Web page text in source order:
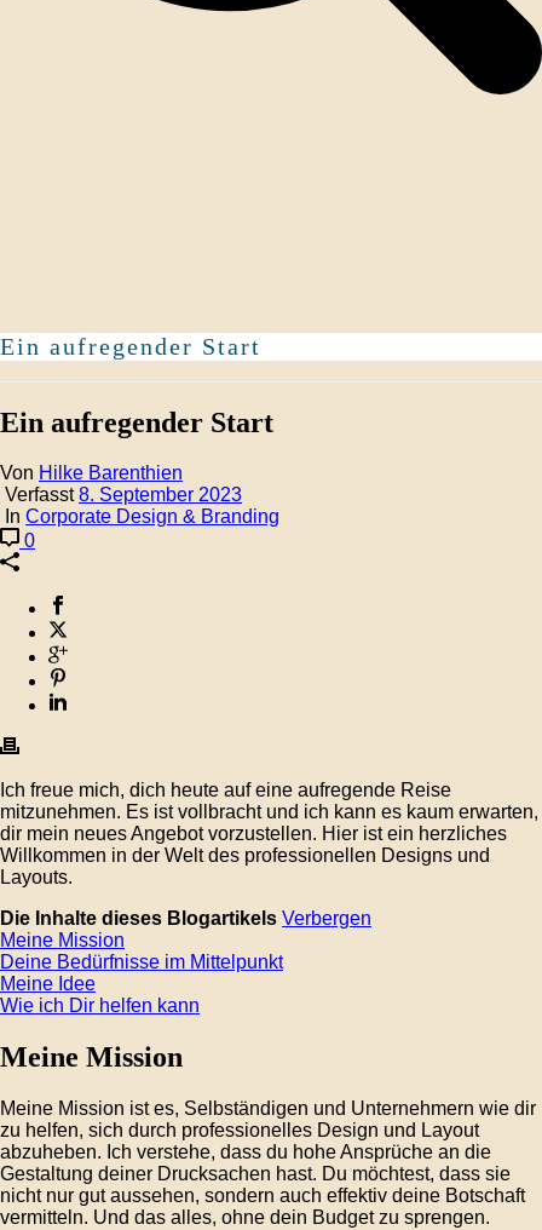
Ein aufregender Start
Ein aufregender Start
Von Hilke Barenthien
Verfasst8. September 2023
In Corporate Design & Branding
0
Ich freue mich, dich heute auf eine aufregende Reise
mitzunehmen. Es ist vollbracht und ich kann es kaum erwarten,
dir mein neues Angebot vorzustellen. Hier ist ein herzliches
Willkommen in der Welt des professionellen Designs und
Layouts.
Die Inhalte dieses Blogartikels Verbergen
Meine Mission
Deine Bedürfnisse im Mittelpunkt
Meine Idee
Wie ich Dir helfen kann
Meine Mission
Meine Mission ist es, Selbständigen und Unternehmern wie dir
zu helfen, sich durch professionelles Design und Layout
abzuheben. Ich verstehe, dass du hohe Ansprüche an die
Gestaltung deiner Drucksachen hast. Du möchtest, dass sie
nicht nur gut aussehen, sondern auch effektiv deine Botschaft
vermitteln. Und das alles, ohne dein Budget zu sprengen.